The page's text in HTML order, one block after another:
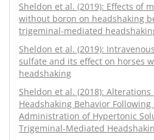
Sheldon et al. (2019): Effects of
without boron on headshaking
trigeminal-mediated
Sheldon et al. (2019):
sulfate and its effect on horses
headshaking
Sheldon et al. (2018):
Headshaking Behavior
Administration of Hypertonic
Trigeminal-Mediated